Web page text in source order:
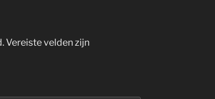
Vereiste velden zijn